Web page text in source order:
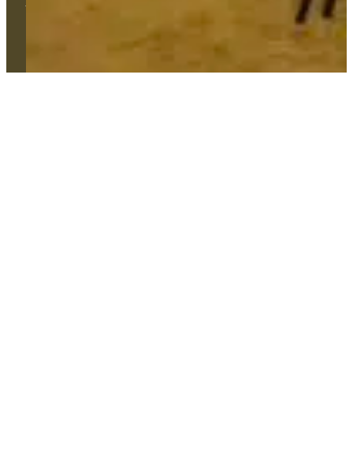
Tous droits réservés. © 2024 Comtess | Création Agence Web
Enjin à Cholet | Mentions légales | Confidentialité | Cookies